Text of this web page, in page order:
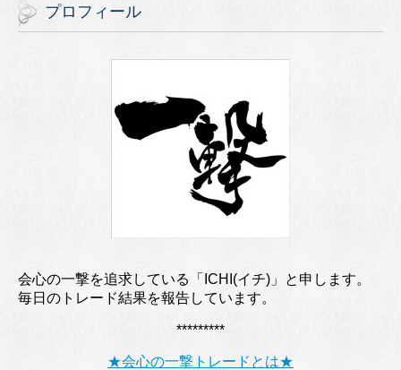
プロフィール
会心の一撃を追求している「ICHI(イチ)」と申します。
毎日のトレード結果を報告しています。
*********
★会心の一撃トレードとは★